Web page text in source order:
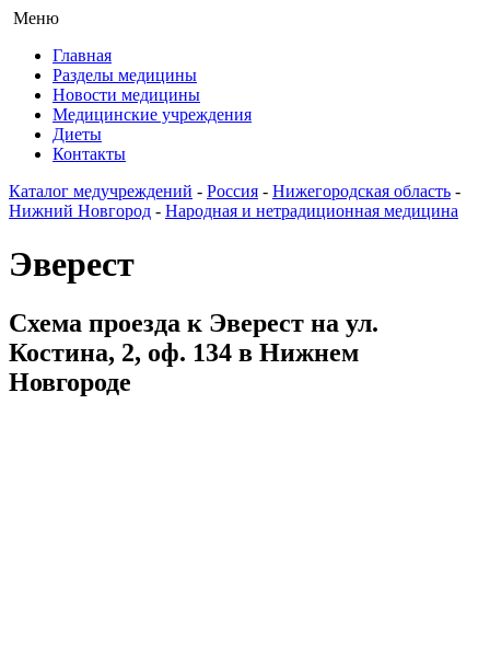
Меню
Главная
Разделы медицины
Новости медицины
Медицинские учреждения
Диеты
Контакты
Каталог медучреждений - Россия - Нижегородская область -
Нижний Новгород - Народная и нетрадиционная медицина
Эверест
Схема проезда к Эверест на ул.
Костина, 2, оф. 134 в Нижнем
Новгороде